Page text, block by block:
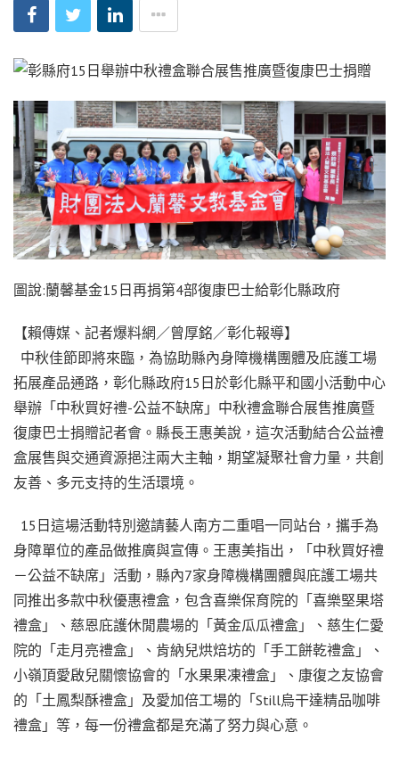
圖說:蘭馨基金15日再捐第4部復康巴士給彰化縣政府
【賴傳媒、記者爆料網／曾厚銘／彰化報導】
中秋佳節即將來臨，為協助縣內身障機構團體及庇護工場
拓展產品通路，彰化縣政府15日於彰化縣平和國小活動中心
舉辦「中秋買好禮-公益不缺席」中秋禮盒聯合展售推廣暨
復康巴士捐贈記者會。縣長王惠美說，這次活動結合公益禮
盒展售與交通資源挹注兩大主軸，期望凝聚社會力量，共創
友善、多元支持的生活環境。
15日這場活動特別邀請藝人南方二重唱一同站台，攜手為
身障單位的產品做推廣與宣傳。王惠美指出，「中秋買好禮
－公益不缺席」活動，縣內7家身障機構團體與庇護工場共
同推出多款中秋優惠禮盒，包含喜樂保育院的「喜樂堅果塔
禮盒」、慈恩庇護休閒農場的「黃金瓜瓜禮盒」、慈生仁愛
院的「走月亮禮盒」、肯納兒烘焙坊的「手工餅乾禮盒」、
小嶺頂愛啟兒關懷協會的「水果果凍禮盒」、康復之友協會
的「土鳳梨酥禮盒」及愛加倍工場的「Still烏干達精品咖啡
禮盒」等，每一份禮盒都是充滿了努力與心意。